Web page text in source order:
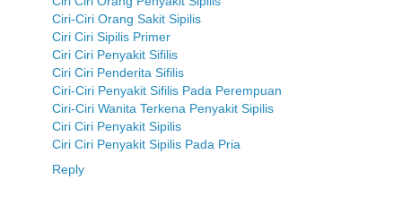
Ciri-Ciri Orang Sakit Sipilis
Ciri Ciri Sipilis Primer
Ciri Ciri Penyakit Sifilis
Ciri Ciri Penderita Sifilis
Ciri-Ciri Penyakit Sifilis Pada Perempuan
Ciri-Ciri Wanita Terkena Penyakit Sipilis
Ciri Ciri Penyakit Sipilis
Ciri Ciri Penyakit Sipilis Pada Pria
Reply